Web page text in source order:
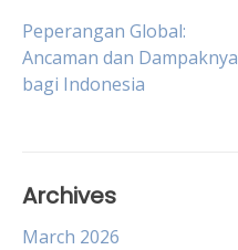
Post
navigation
Peperangan Global:
Ancaman dan Dampaknya
bagi Indonesia
Archives
March 2026